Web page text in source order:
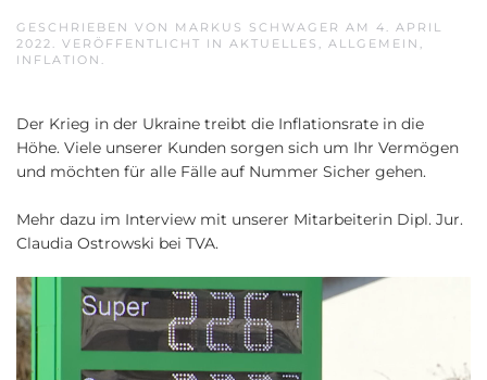
GESCHRIEBEN VON MARKUS SCHWAGER AM 4. APRIL
2022 . VERÖFFENTLICHT IN AKTUELLES , ALLGEMEIN ,
INFLATION .
Der Krieg in der Ukraine treibt die Inflationsrate in die
Höhe. Viele unserer Kunden sorgen sich um Ihr Vermögen
und möchten für alle Fälle auf Nummer Sicher gehen.
Mehr dazu im Interview mit unserer Mitarbeiterin Dipl. Jur.
Claudia Ostrowski bei TVA.